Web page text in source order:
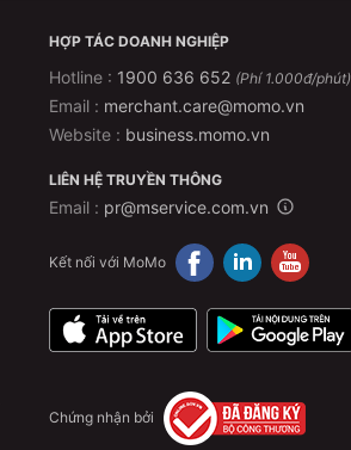
HỢP TÁC DOANH NGHIỆP
Hotline : 1900 636 652 (Phí 1.000đ/phút)
Email : merchant.care@momo.vn
Website : business.momo.vn
LIÊN HỆ TRUYỀN THÔNG
Email : pr@mservice.com.vn
Kết nối với MoMo
Chứng nhận bởi